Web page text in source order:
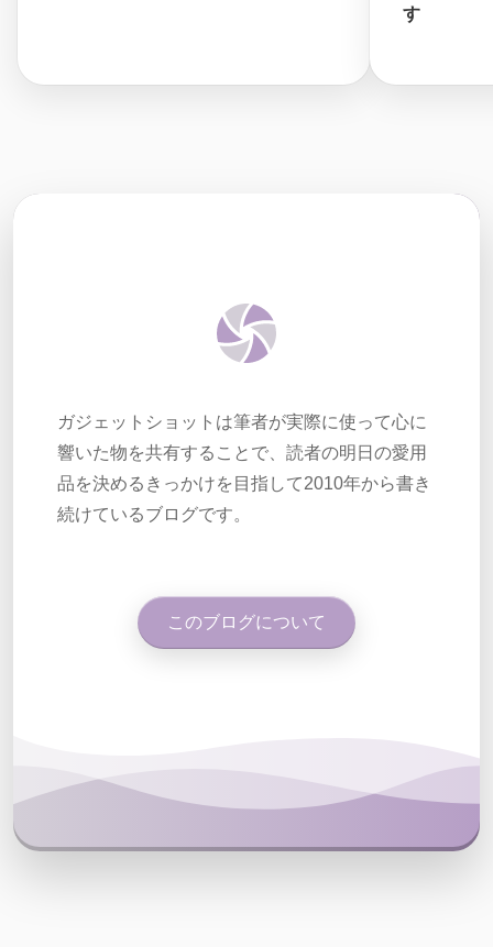
す
ガジェットショットは筆者が実際に使って心に
響いた物を共有することで、読者の明日の愛用
品を決めるきっかけを目指して2010年から書き
続けているブログです。
このブログについて